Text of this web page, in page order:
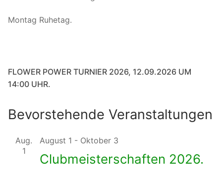
Montag Ruhetag.
FLOWER POWER TURNIER 2026, 12.09.2026 UM
14:00 UHR.
Bevorstehende Veranstaltungen
Aug.
1
August 1 - Oktober 3
Clubmeisterschaften 2026.